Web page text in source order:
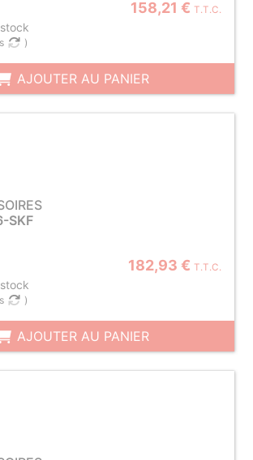
158,21 € T.T.C.
)
AJOUTER AU PANIER
SKF
182,93 € T.T.C.
)
AJOUTER AU PANIER